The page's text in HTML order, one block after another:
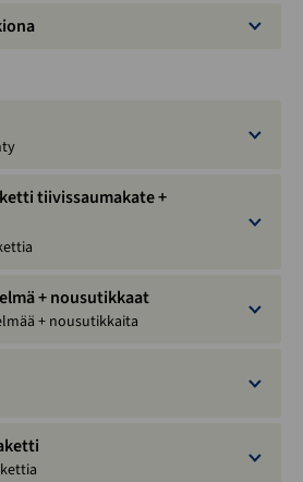
tiivissaumakate +
+ nousutikkaat
+ nousutikkaita